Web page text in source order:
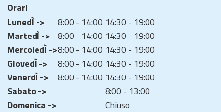
Orari
LunedÌ ->
8:00 - 14:00 14:30 - 19:00
MartedÌ -> 8:00 - 14:00 14:30 - 19:00
MercoledÌ ->8:00 - 14:00 14:30 - 19:00
GiovedÌ ->
8:00 - 14:00 14:30 - 19:00
VenerdÌ ->
8:00 - 14:00 14:30 - 19:00
Sabato ->
8:00 - 13:00
Domenica ->
Chiuso